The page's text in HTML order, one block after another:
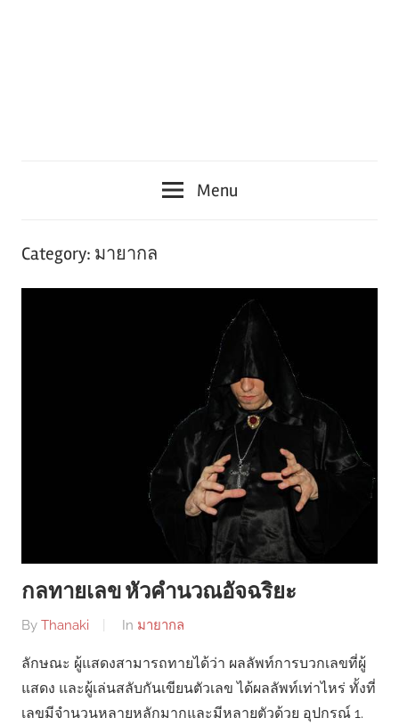
Menu
Category: มายากล
กลทายเลข หัวคำนวณอัจฉริยะ
By Thanaki In มายากล
ลักษณะ ผู้แสดงสามารถทายได้ว่า ผลลัพท์การบวกเลขที่ผู้
แสดง และผู้เล่นสลับกันเขียนตัวเลข ได้ผลลัพท์เท่าไหร่ ทั้งที่
เลขมีจำนวนหลายหลักมากและมีหลายตัวด้วย อุปกรณ์ 1.